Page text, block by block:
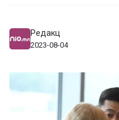
Редакц
2023-08-04